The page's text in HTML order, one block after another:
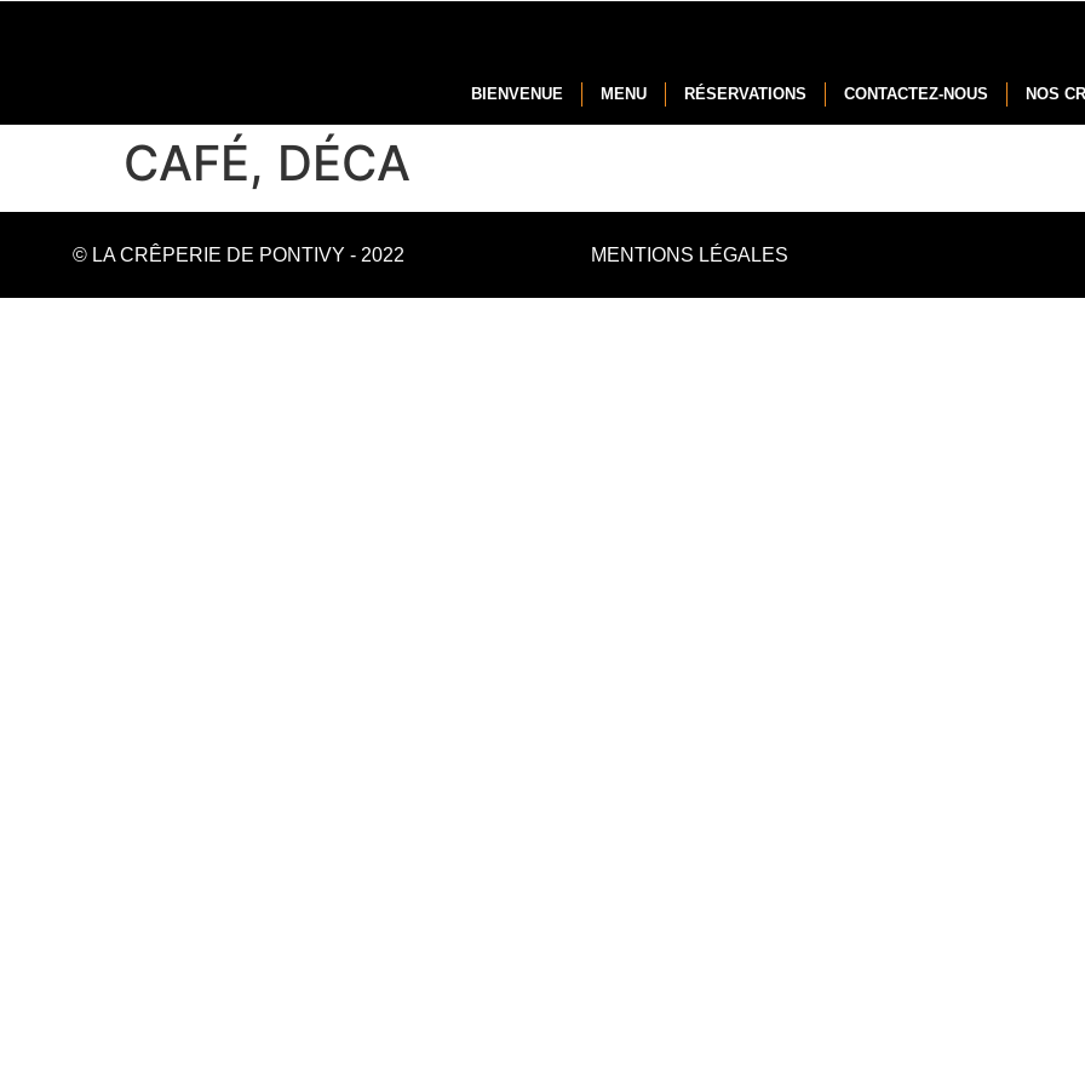
BIENVENUE MENU RÉSERVATIONS CONTACTEZ-NOUS NOS
CAFÉ, DÉCA
© LA CRÊPERIE DE PONTIVY - 2022 MENTIONS LÉGALES